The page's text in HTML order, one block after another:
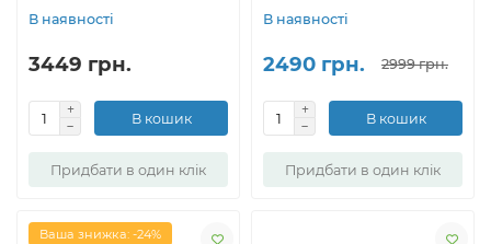
В наявності
3449 грн.
В кошик
Придбати в один клік
В наявності
2490 грн. 2999 грн.
В кошик
Придбати в один клік
Ваша знижка: -24%